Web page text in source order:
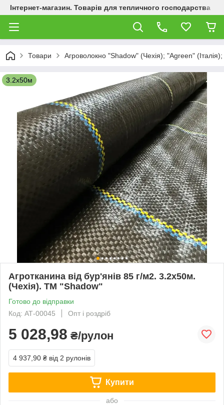
Інтернет-магазин. Товарів для тепличного господарства
Товари Агроволокно "Shadow" (Чехія); "Agreen"
3.2х50м
Агротканина від бур'янів 85 г/м2. 3.2х50м.
(Чехія). ТМ "Shadow"
Готово до відправки
Код: АТ-00045
Опт і роздріб
5 028,98 ₴/рулон
4 937,90 ₴ від 2 рулонів
Купити
або